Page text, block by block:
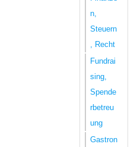
n,
Steuern
, Recht
Fundrai
sing,
Spende
rbetreu
ung
Gastron